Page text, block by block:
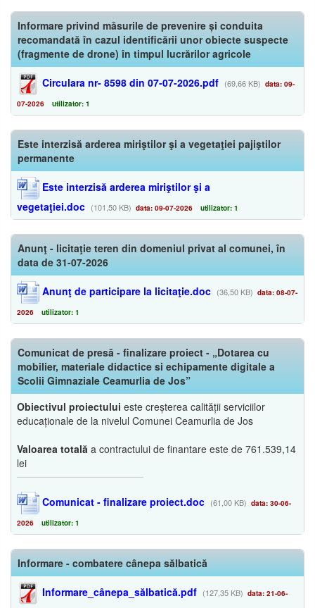
Informare privind măsurile de prevenire și conduita
recomandată în cazul identificării unor obiecte suspecte
(fragmente de drone) în timpul lucrărilor agricole
Circulara nr- 8598 din 07-07-2026.pdf (69,66 KB) data: 09-
07-2026 utilizator: 1
Este interzisă arderea miriştilor şi a vegetaţiei pajiştilor
permanente
Este interzisă arderea miriştilor şi a
vegetaţiei.doc (101,50 KB) data: 09-07-2026 utilizator: 1
Anunţ - licitaţie teren din domeniul privat al comunei, în
data de 31-07-2026
Anunţ de participare la licitaţie.doc (36,50 KB) data: 08-07-
2026 utilizator: 1
Comunicat de presă - finalizare proiect - „Dotarea cu
mobilier, materiale didactice si echipamente digitale a
Scolii Gimnaziale Ceamurlia de Jos”
Obiectivul proiectului este creșterea calității serviciilor
educaționale de la nivelul Comunei Ceamurlia de Jos
Valoarea totală a contractului de finantare este de 761.539,14
lei
Comunicat - finalizare proiect.doc (61,00 KB) data: 30-06-
2026 utilizator: 1
Informare - combatere cânepa sălbatică
Informare_cânepa_sălbatică.pdf (127,35 KB) data: 21-06-